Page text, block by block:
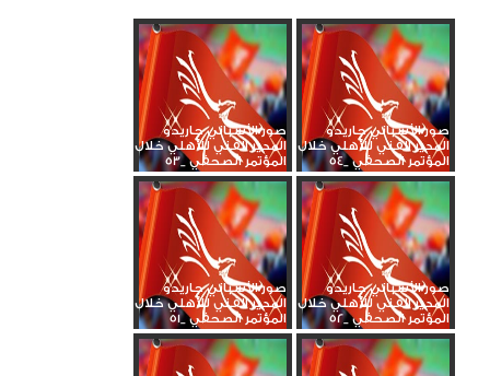
صور الأسباني جاريدو
المدير الفني للأهلي خلال
المؤتمر الصحفي _54
صور الأسباني جاريدو
المدير الفني للأهلي خلال
المؤتمر الصحفي _53
صور الأسباني جاريدو
المدير الفني للأهلي خلال
المؤتمر الصحفي _52
صور الأسباني جاريدو
المدير الفني للأهلي خلال
المؤتمر الصحفي _51